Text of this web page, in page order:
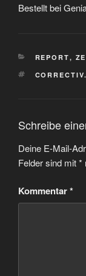
Bestellt bei
REPORT,
Schreibe
Deine E-Mail-
Felder sind mit*
Kommentar*